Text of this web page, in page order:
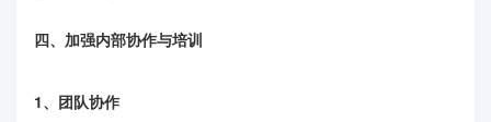
四、加强内部协作与培训
1、团队协作